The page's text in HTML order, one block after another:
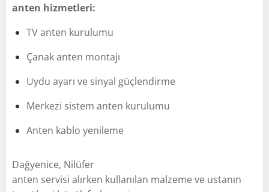
anten hizmetleri:
TV anten kurulumu
Çanak anten montajı
Uydu ayarı ve sinyal güçlendirme
Merkezi sistem anten kurulumu
Anten kablo yenileme
Dağyenice, Nilüfer
anten servisi alırken kullanılan malzeme ve ustanın